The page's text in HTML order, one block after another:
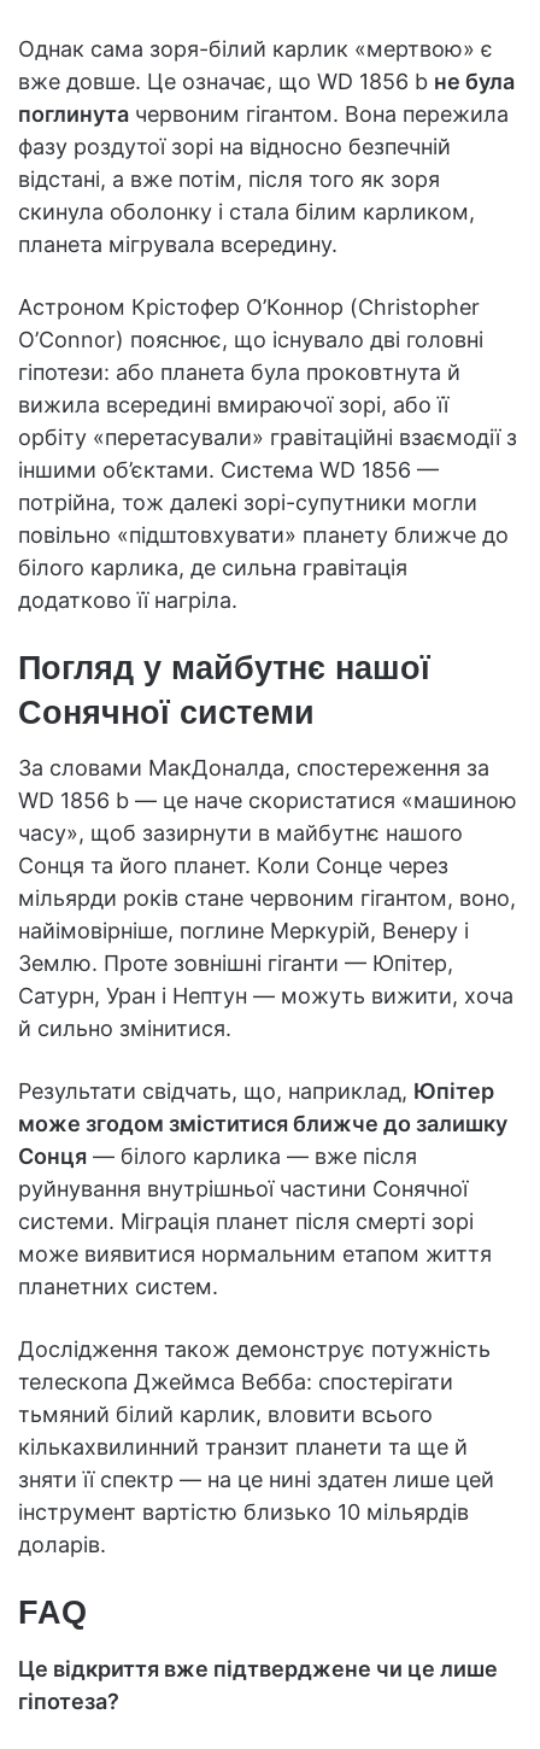
Однак сама зоря-білий карлик «мертвою» є
вже довше. Це означає, що WD 1856 b не була
поглинута червоним гігантом. Вона пережила
фазу роздутої зорі на відносно безпечній
відстані, а вже потім, після того як зоря
скинула оболонку і стала білим карликом,
планета мігрувала всередину.
Астроном Крістофер О’Коннор (Christopher
O’Connor) пояснює, що існувало дві головні
гіпотези: або планета була проковтнута й
вижила всередині вмираючої зорі, або її
орбіту «перетасували» гравітаційні взаємодії з
іншими об’єктами. Система WD 1856 —
потрійна, тож далекі зорі-супутники могли
повільно «підштовхувати» планету ближче до
білого карлика, де сильна гравітація
додатково її нагріла.
Погляд у майбутнє нашої
Сонячної системи
За словами МакДоналда, спостереження за
WD 1856 b — це наче скористатися «машиною
часу», щоб зазирнути в майбутнє нашого
Сонця та його планет. Коли Сонце через
мільярди років стане червоним гігантом, воно,
найімовірніше, поглине Меркурій, Венеру і
Землю. Проте зовнішні гіганти — Юпітер,
Сатурн, Уран і Нептун — можуть вижити, хоча
й сильно змінитися.
Результати свідчать, що, наприклад, Юпітер
може згодом зміститися ближче до залишку
Сонця — білого карлика — вже після
руйнування внутрішньої частини Сонячної
системи. Міграція планет після смерті зорі
може виявитися нормальним етапом життя
планетних систем.
Дослідження також демонструє потужність
телескопа Джеймса Вебба: спостерігати
тьмяний білий карлик, вловити всього
кількахвилинний транзит планети та ще й
зняти її спектр — на це нині здатен лише цей
інструмент вартістю близько 10 мільярдів
доларів.
FAQ
Це відкриття вже підтверджене чи це лише
гіпотеза?